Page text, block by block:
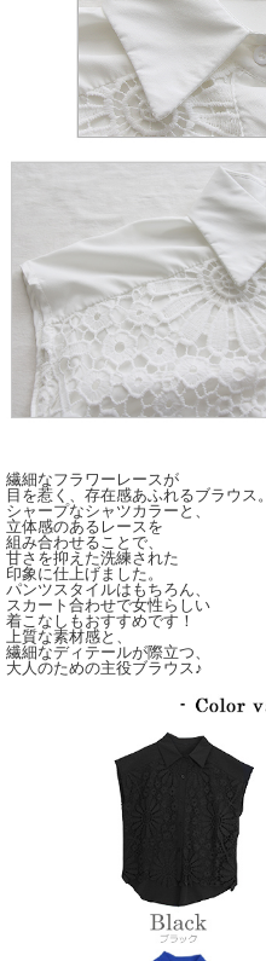
繊細なフラワーレースが
目を惹く、存在感あふれるブラウス。
シャープなシャツカラーと、
立体感のあるレースを
組み合わせることで、
甘さを抑えた洗練された
印象に仕上げました。
パンツスタイルはもちろん、
スカート合わせで女性らしい
着こなしもおすすめです！
上質な素材感と、
繊細なディテールが際立つ、
大人のための主役ブラウス♪